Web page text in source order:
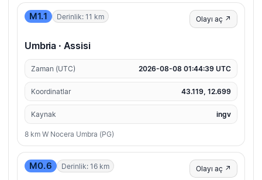
M1.1 Derinlik: 11 km Olayı aç ↗
Umbria · Assisi
Zaman (UTC) 2026-08-08 01:44:39 UTC
Koordinatlar 43.119, 12.699
Kaynak ingv
8 km W Nocera Umbra (PG)
M0.6 Derinlik: 16 km Olayı aç ↗